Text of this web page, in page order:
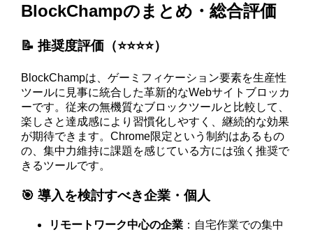
BlockChampのまとめ・総合評価
📝 推奨度評価（⭐️⭐️⭐️⭐️）
BlockChampは、ゲーミフィケーション要素を生産性
ツールに見事に統合した革新的なWebサイトブロッカ
ーです。従来の無機質なブロックツールと比較して、
楽しさと達成感により習慣化しやすく、継続的な効果
が期待できます。Chrome限定という制約はあるもの
の、集中力維持に課題を感じている方には強く推奨で
きるツールです。
🎯 導入を検討すべき企業・個人
リモートワーク中心の企業 ：自宅作業での集中